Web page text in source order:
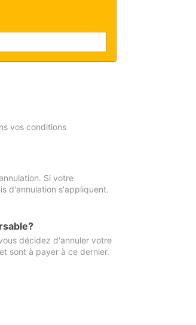
vos conditions
Si votre
d'annulation s'appliquent.
décidez d'annuler votre
sont à payer à ce dernier.